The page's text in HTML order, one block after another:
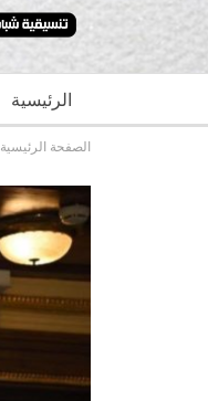
الرئيسية
الصفحة الرئيسية